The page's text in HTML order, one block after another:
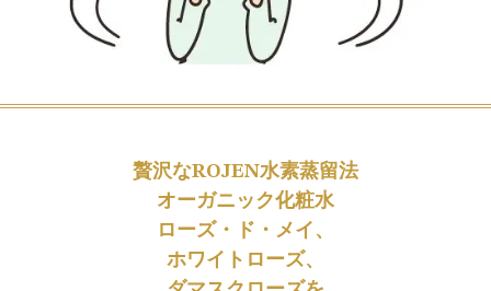
贅沢なROJEN水素蒸留法
オーガニック化粧水
ローズ・ド・メイ、
ホワイトローズ、